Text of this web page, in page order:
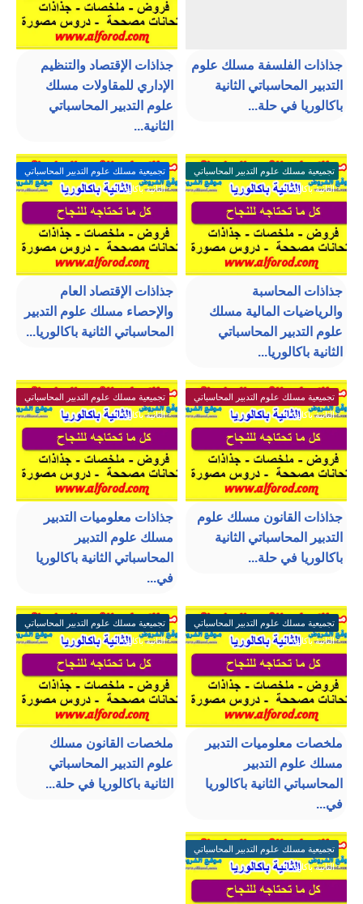
جذاذات الفلسفة مسلك علوم
التدبير المحاسباتي الثانية
باكالوريا في حلة...
جذاذات الإقتصاد والتنظيم
الإداري للمقاولات مسلك
علوم التدبير المحاسباتي
الثانية...
تجميعية مسلك علوم التدبير المحاسباتي
الثانية باكالوريا
جذاذات المحاسبة
والرياضيات المالية مسلك
علوم التدبير المحاسباتي
الثانية باكالوريا...
تجميعية مسلك علوم التدبير المحاسباتي
الثانية باكالوريا
جذاذات الإقتصاد العام
والإحصاء مسلك علوم التدبير
المحاسباتي الثانية باكالوريا...
تجميعية مسلك علوم التدبير المحاسباتي
الثانية باكالوريا
جذاذات القانون مسلك علوم
التدبير المحاسباتي الثانية
باكالوريا في حلة...
تجميعية مسلك علوم التدبير المحاسباتي
الثانية باكالوريا
جذاذات معلوميات التدبير
مسلك علوم التدبير
المحاسباتي الثانية باكالوريا
في...
تجميعية مسلك علوم التدبير المحاسباتي
الثانية باكالوريا
ملخصات معلوميات التدبير
مسلك علوم التدبير
المحاسباتي الثانية باكالوريا
في...
تجميعية مسلك علوم التدبير المحاسباتي
الثانية باكالوريا
ملخصات القانون مسلك
علوم التدبير المحاسباتي
الثانية باكالوريا في حلة...
تجميعية مسلك علوم التدبير المحاسباتي
الثانية باكالوريا